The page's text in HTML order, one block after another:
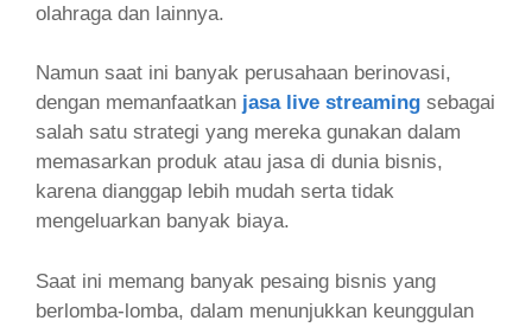
olahraga dan lainnya.
Namun saat ini banyak perusahaan berinovasi,
dengan memanfaatkan jasa live streaming sebagai
salah satu strategi yang mereka gunakan dalam
memasarkan produk atau jasa di dunia bisnis,
karena dianggap lebih mudah serta tidak
mengeluarkan banyak biaya.
Saat ini memang banyak pesaing bisnis yang
berlomba-lomba, dalam menunjukkan keunggulan